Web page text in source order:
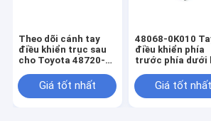
Theo dõi cánh tay
điều khiển trục sau
cho Toyota 48720-
Giá tốt nhất
48068-0K010
điều khiển phía
trước phía dưới
điều khiển phía
của TOYOTA
Giá tốt nhất